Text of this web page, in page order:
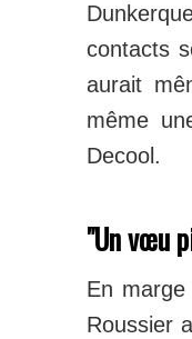
contacts
aurait
même
Decool.
"Un vœu
En marge
Roussier